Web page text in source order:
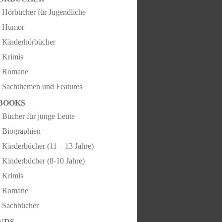
Hörbücher für Jugendliche
Humor
Kinderhörbücher
Krimis
Romane
Sachthemen und Features
Bücher für junge Leute
Biographien
Kinderbücher (11 – 13 Jahre)
Kinderbücher (8-10 Jahre)
Krimis
Romane
Sachbücher